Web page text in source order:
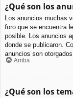
¿Qué son los
Los anuncios muchas
foro que se encuentra
posible. Los anuncios
donde se publicaron.
anuncios son
Arriba
¿Qué son los